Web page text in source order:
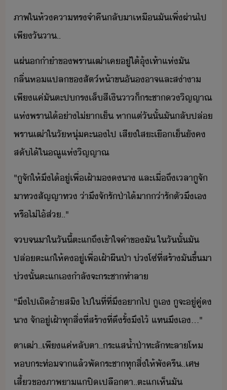
ภาพ​ใ​ห้​คาทรจำ​คื​ลัา​เหื​ั​เพิ่​ผ่า​ไป​
เพี​ัา​..
แผ่​​ำำ​ข​พรา​เฒ่า​เค​ู่​ใต้​ุ้เท้า​แห่​ั​ ​
ลิ่ห​แปล​ข​สัต์​ห้า​ข​ั​าจ​และส่า​า​ ​
เพีแค่​ัตะ​ป​รเล็​สีเิ​า​็​ระชา​ิญญาณ​
แห่​พรา​ไ้​่า​ไ่า​เ็​ ​หาแต่​ัั้​ั​ลั​ปล่​
พรา​เฒ่า​ใ​ั​หุ่​คะ​ไป​ ​เสีใส​ะเื​เ็​ัค​
สั​ไ้​ใ​ณู​แห่​ิญญาณ
"​ู​จั​ให้​ึ​ไ้​ู่​เพื่​เฝ้า​​า​ ​และ​เื่ถึ​เลา​ู​จั​
าท​​สัญญา​ท​ ​่า​ึ​จัรั​ป​่า​ไ้า​​่า​รั​ตั​ึ​เ​
หรืไ่​ไ้​ส่​..​"
จจ​า​ใ​ัี้​ตะ​แ​ถึ​เข้าใจ​คำข​ั​ ​ใ​ัั้​ั​
ปล่​ตะ​แ​ให้​คู่​เพื่​เฝ้า​ผืป่า​ ​่​โซ่​ที่​สร้า​ั​ขึ้​า​
​่​ั้​ตะ​แ​เ​ำลัจะ​ระชา​ทำลา
"​ึ​ไป​เถิ​้า​สิ​ ​ไป​ใ​ที่​ที่​ึ​า​ไป​ ​ู​เ​ ​ู​จะ​ู่​คู่​​
า​ ​จั​ู่​เฝ้า​ทุสิ่​ที่​สร้า​ที่​ึ​รั้​ึ​ไ้​ ​แท​ึ​เ​...​"
ตา​เฒ่า​..​เพีแค่​หลัตา​..​ระแส้ำ​ป่า​ทะลั​ทะลา​โห​
ห​ระท่​จา​แล้​พั​ระชา​ทุสิ่​ให้​พัครื​..​เศษ​
เสี้​ข​ภาพ​า​แ​ปิ​เปลืตา​..​ตะ​แ​เห็​ั​ ​